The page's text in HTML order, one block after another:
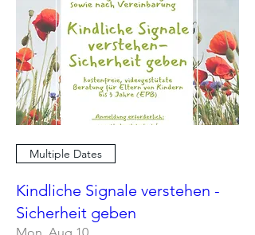
Multiple Dates
Kindliche Signale verstehen -
Sicherheit geben